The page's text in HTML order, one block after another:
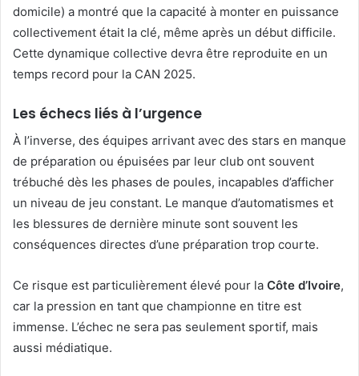
domicile) a montré que la capacité à monter en puissance
collectivement était la clé, même après un début difficile.
Cette dynamique collective devra être reproduite en un
temps record pour la CAN 2025.
Les échecs liés à l’urgence
À l’inverse, des équipes arrivant avec des stars en manque
de préparation ou épuisées par leur club ont souvent
trébuché dès les phases de poules, incapables d’afficher
un niveau de jeu constant. Le manque d’automatismes et
les blessures de dernière minute sont souvent les
conséquences directes d’une préparation trop courte.
Ce risque est particulièrement élevé pour la Côte d’Ivoire,
car la pression en tant que championne en titre est
immense. L’échec ne sera pas seulement sportif, mais
aussi médiatique.